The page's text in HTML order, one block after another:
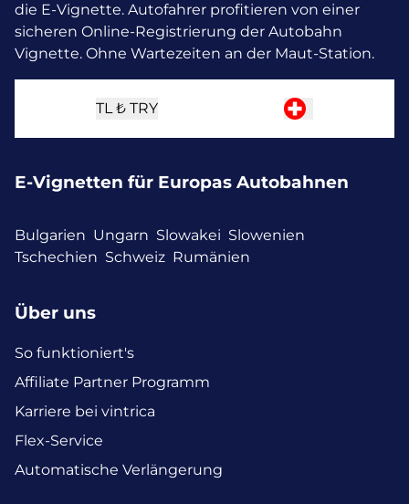
die E-Vignette. Autofahrer profitieren von einer
sicheren Online-Registrierung der Autobahn
Vignette. Ohne Wartezeiten an der Maut-Station.
TL ₺ TRY
E-Vignetten für Europas Autobahnen
Bulgarien Ungarn Slowakei Slowenien
Tschechien Schweiz Rumänien
Über uns
So funktioniert's
Affiliate Partner Programm
Karriere bei vintrica
Flex-Service
Automatische Verlängerung